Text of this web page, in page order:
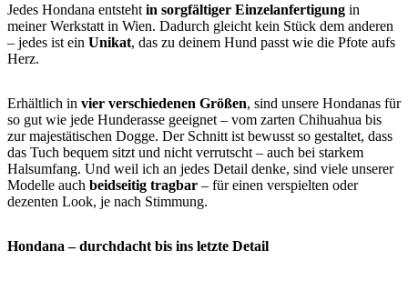
Jedes Hondana entsteht in sorgfältiger Einzelanfertigung in
meiner Werkstatt in Wien. Dadurch gleicht kein Stück dem anderen
– jedes ist ein Unikat, das zu deinem Hund passt wie die Pfote aufs
Herz.
Erhältlich in vier verschiedenen Größen, sind unsere Hondanas für
so gut wie jede Hunderasse geeignet – vom zarten Chihuahua bis
zur majestätischen Dogge. Der Schnitt ist bewusst so gestaltet, dass
das Tuch bequem sitzt und nicht verrutscht – auch bei starkem
Halsumfang. Und weil ich an jedes Detail denke, sind viele unserer
Modelle auch beidseitig tragbar – für einen verspielten oder
dezenten Look, je nach Stimmung.
Hondana – durchdacht bis ins letzte Detail